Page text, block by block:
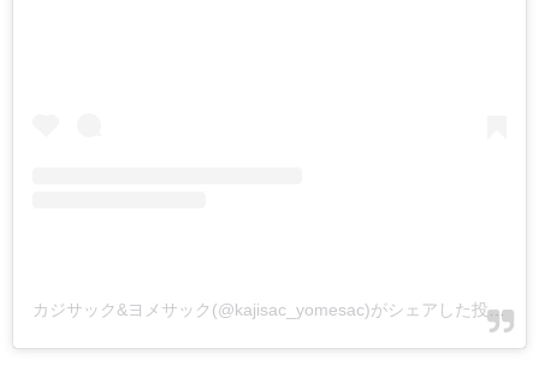
カジサック&ヨメサック(@kajisac_yomesac)がシェアした投稿-